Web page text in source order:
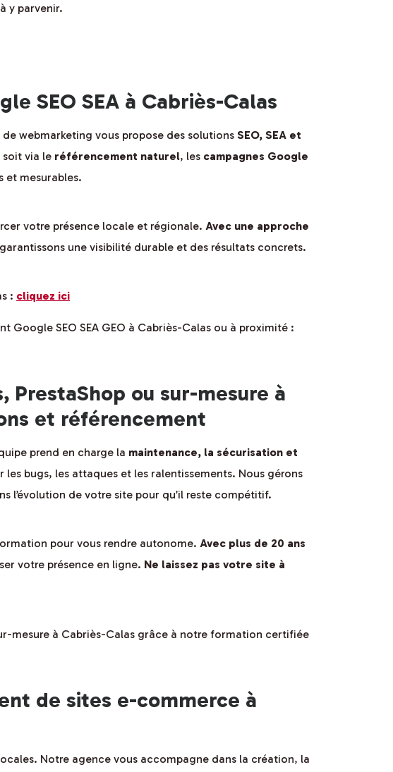
y parvenir.
SEO SEA à Cabriès-Calas
webmarketing vous propose des solutions SEO, SEA et
via le référencement naturel, les campagnes Google
et mesurables.
votre présence locale et régionale. Avec une approche
une visibilité durable et des résultats concrets.
: cliquez ici
SEO SEA GEO à Cabriès-Calas ou à proximité :
ou sur-mesure à
et référencement
prend en charge la maintenance, la sécurisation et
bugs, les attaques et les ralentissements. Nous gérons
l’évolution de votre site pour qu’il reste compétitif.
pour vous rendre autonome. Avec plus de 20 ans
votre présence en ligne. Ne laissez pas votre site à
mesure à Cabriès-Calas grâce à notre formation certifiée
de sites e-commerce à
Notre agence vous accompagne dans la création, la